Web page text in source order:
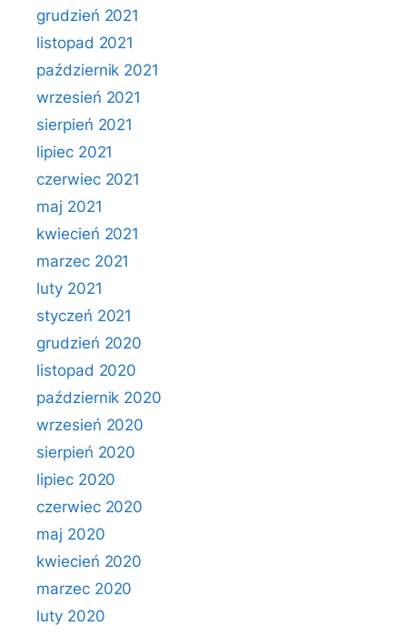
grudzień 2021
listopad 2021
październik 2021
wrzesień 2021
sierpień 2021
lipiec 2021
czerwiec 2021
maj 2021
kwiecień 2021
marzec 2021
luty 2021
styczeń 2021
grudzień 2020
listopad 2020
październik 2020
wrzesień 2020
sierpień 2020
lipiec 2020
czerwiec 2020
maj 2020
kwiecień 2020
marzec 2020
luty 2020